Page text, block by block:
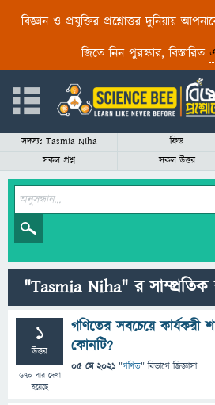
বিজ্ঞান ও প্রযুক্তির প্রশ্নোত্তর দুনিয়ায়
জিতে নিন পুরস্কার, বিস্তারিত
সদস্যঃ Tasmia Niha ফিড
সকল প্রশ্ন
সকল উত্তর
"Tasmia Niha" র সাম্প্রতিক
1
উত্তর
670 বার দেখা
হয়েছে
গণিতের সবচেয়ে কার্যকরী
কোনটি?
05 মে 2021 "গণিত" বিভাগে জিজ্ঞাসা